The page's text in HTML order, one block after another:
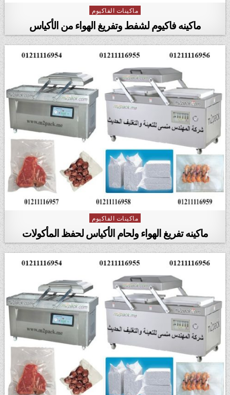
Posted in
ماكينات الفاكيوم
ماكينه فاكيوم لشفط وتفريغ الهواء من الأكياس
Posted in
ماكينات الفاكيوم
ماكينه تفريغ الهواء ولحام الأكياس لحفظ المأكولات